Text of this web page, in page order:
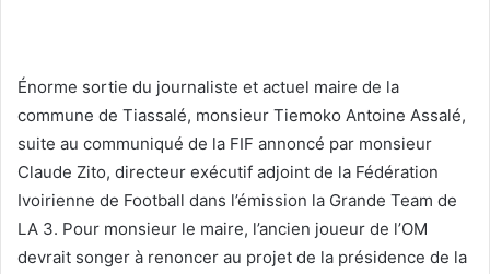
Énorme sortie du journaliste et actuel maire de la
commune de Tiassalé, monsieur Tiemoko Antoine Assalé,
suite au communiqué de la FIF annoncé par monsieur
Claude Zito, directeur exécutif adjoint de la Fédération
Ivoirienne de Football dans l’émission la Grande Team de
LA 3. Pour monsieur le maire, l’ancien joueur de l’OM
devrait songer à renoncer au projet de la présidence de la